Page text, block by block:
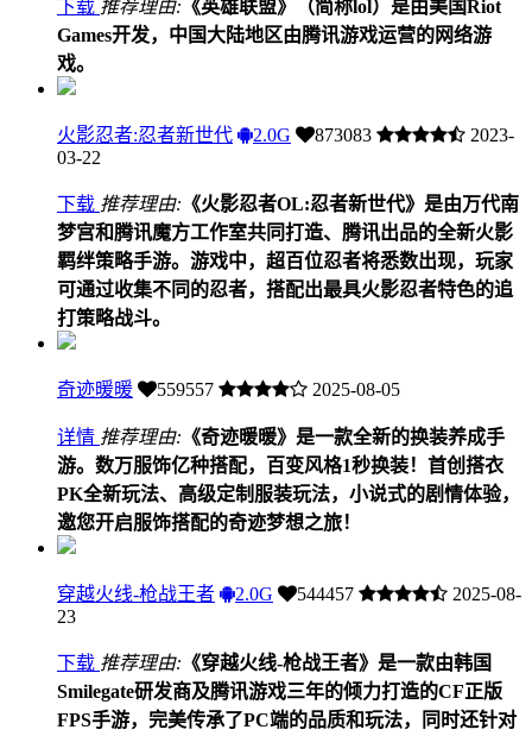
下载 推荐理由: 《英雄联盟》（简称lol）是由美国Riot
Games开发，中国大陆地区由腾讯游戏运营的网络游
戏。
火影忍者:忍者新世代 2.0G 873083
2023-
03-22
下载 推荐理由: 《火影忍者OL:忍者新世代》是由万代南
梦宫和腾讯魔方工作室共同打造、腾讯出品的全新火影
羁绊策略手游。游戏中，超百位忍者将悉数出现，玩家
可通过收集不同的忍者，搭配出最具火影忍者特色的追
打策略战斗。
奇迹暖暖 559557 2025-08-05
详情 推荐理由: 《奇迹暖暖》是一款全新的换装养成手
游。数万服饰亿种搭配，百变风格1秒换装！首创搭衣
PK全新玩法、高级定制服装玩法，小说式的剧情体验，
邀您开启服饰搭配的奇迹梦想之旅！
穿越火线-枪战王者 2.0G 544457
2025-08-
23
下载 推荐理由: 《穿越火线-枪战王者》是一款由韩国
Smilegate研发商及腾讯游戏三年的倾力打造的CF正版
FPS手游，完美传承了PC端的品质和玩法，同时还针对